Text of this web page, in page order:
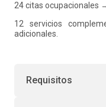
24 citas ocupacionales
12 servicios
adicionales.
Requisitos